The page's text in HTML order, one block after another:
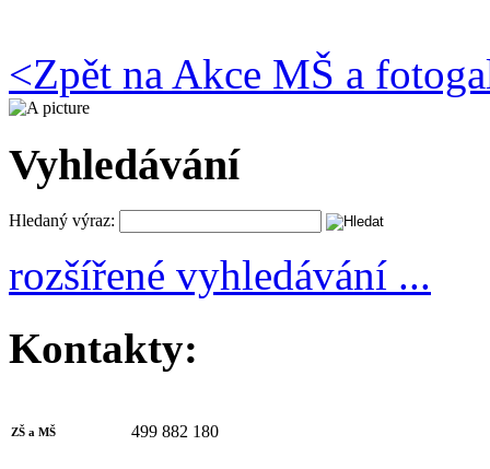
<Zpět na Akce MŠ a
Vyhledávání
Hledaný výraz:
rozšířené vyhledávání ...
Kontakty:
ZŠ a MŠ 499 882 180